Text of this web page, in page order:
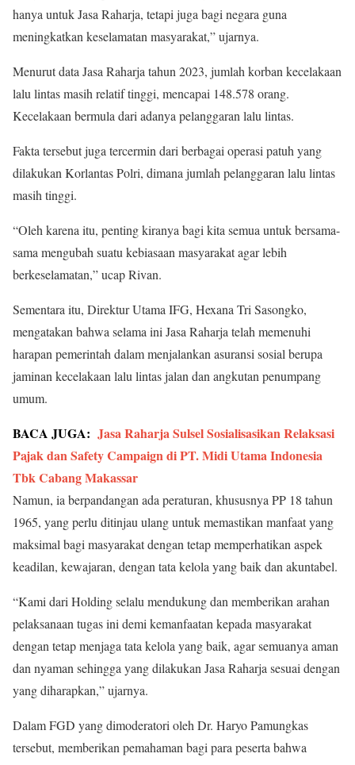
hanya untuk Jasa Raharja, tetapi juga bagi negara guna
meningkatkan keselamatan masyarakat,” ujarnya.
Menurut data Jasa Raharja tahun 2023, jumlah korban kecelakaan
lalu lintas masih relatif tinggi, mencapai 148.578 orang.
Kecelakaan bermula dari adanya pelanggaran lalu lintas.
Fakta tersebut juga tercermin dari berbagai operasi patuh yang
dilakukan Korlantas Polri, dimana jumlah pelanggaran lalu lintas
masih tinggi.
“Oleh karena itu, penting kiranya bagi kita semua untuk bersama-
sama mengubah suatu kebiasaan masyarakat agar lebih
berkeselamatan,” ucap Rivan.
Sementara itu, Direktur Utama IFG, Hexana Tri Sasongko,
mengatakan bahwa selama ini Jasa Raharja telah memenuhi
harapan pemerintah dalam menjalankan asuransi sosial berupa
jaminan kecelakaan lalu lintas jalan dan angkutan penumpang
umum.
BACA JUGA: Jasa Raharja Sulsel Sosialisasikan Relaksasi
Pajak dan Safety Campaign di PT. Midi Utama Indonesia
Tbk Cabang Makassar
Namun, ia berpandangan ada peraturan, khususnya PP 18 tahun
1965, yang perlu ditinjau ulang untuk memastikan manfaat yang
maksimal bagi masyarakat dengan tetap memperhatikan aspek
keadilan, kewajaran, dengan tata kelola yang baik dan akuntabel.
“Kami dari Holding selalu mendukung dan memberikan arahan
pelaksanaan tugas ini demi kemanfaatan kepada masyarakat
dengan tetap menjaga tata kelola yang baik, agar semuanya aman
dan nyaman sehingga yang dilakukan Jasa Raharja sesuai dengan
yang diharapkan,” ujarnya.
Dalam FGD yang dimoderatori oleh Dr. Haryo Pamungkas
tersebut, memberikan pemahaman bagi para peserta bahwa